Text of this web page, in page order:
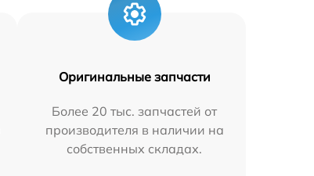
Оригинальные запчасти
Более 20 тыс. запчастей от
производителя в наличии на
собственных складах.